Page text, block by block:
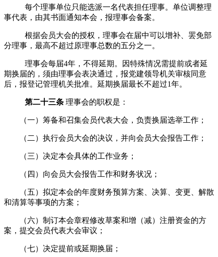
每个理事单位只能选派一名代表担任理事。单位调整理
事代表，由其书面通知本会，报理事会备案。
根据会员大会的授权，理事会在届中可以增补、罢免部
分理事，最高不超过原理事总数的五分之一。
理事会每届4年，不得延期 。因特殊情况需提前或者延
期换届的，须由理事会表决通过，报党建领导机关审核同意
后，报登记管理机关批准。延期换届最长不超过1年。
第二十三条 理事会的职权是：
（一）筹备和召集会员代表大会，负责换届选举工作；
（二）执行会员大会的决议，并向会员大会报告工作；
（三）决定本会具体的工作业务；
（四）向会员大会报告工作和财务状况；
（五）拟定本会的年度财务预算方案、决算、变更、解散
和清算等事项的方案；
（六）制订本会章程修改草案和增（减）注册资金的方
案，提交会员代表大会审议；
（七）决定提前或延期换届；